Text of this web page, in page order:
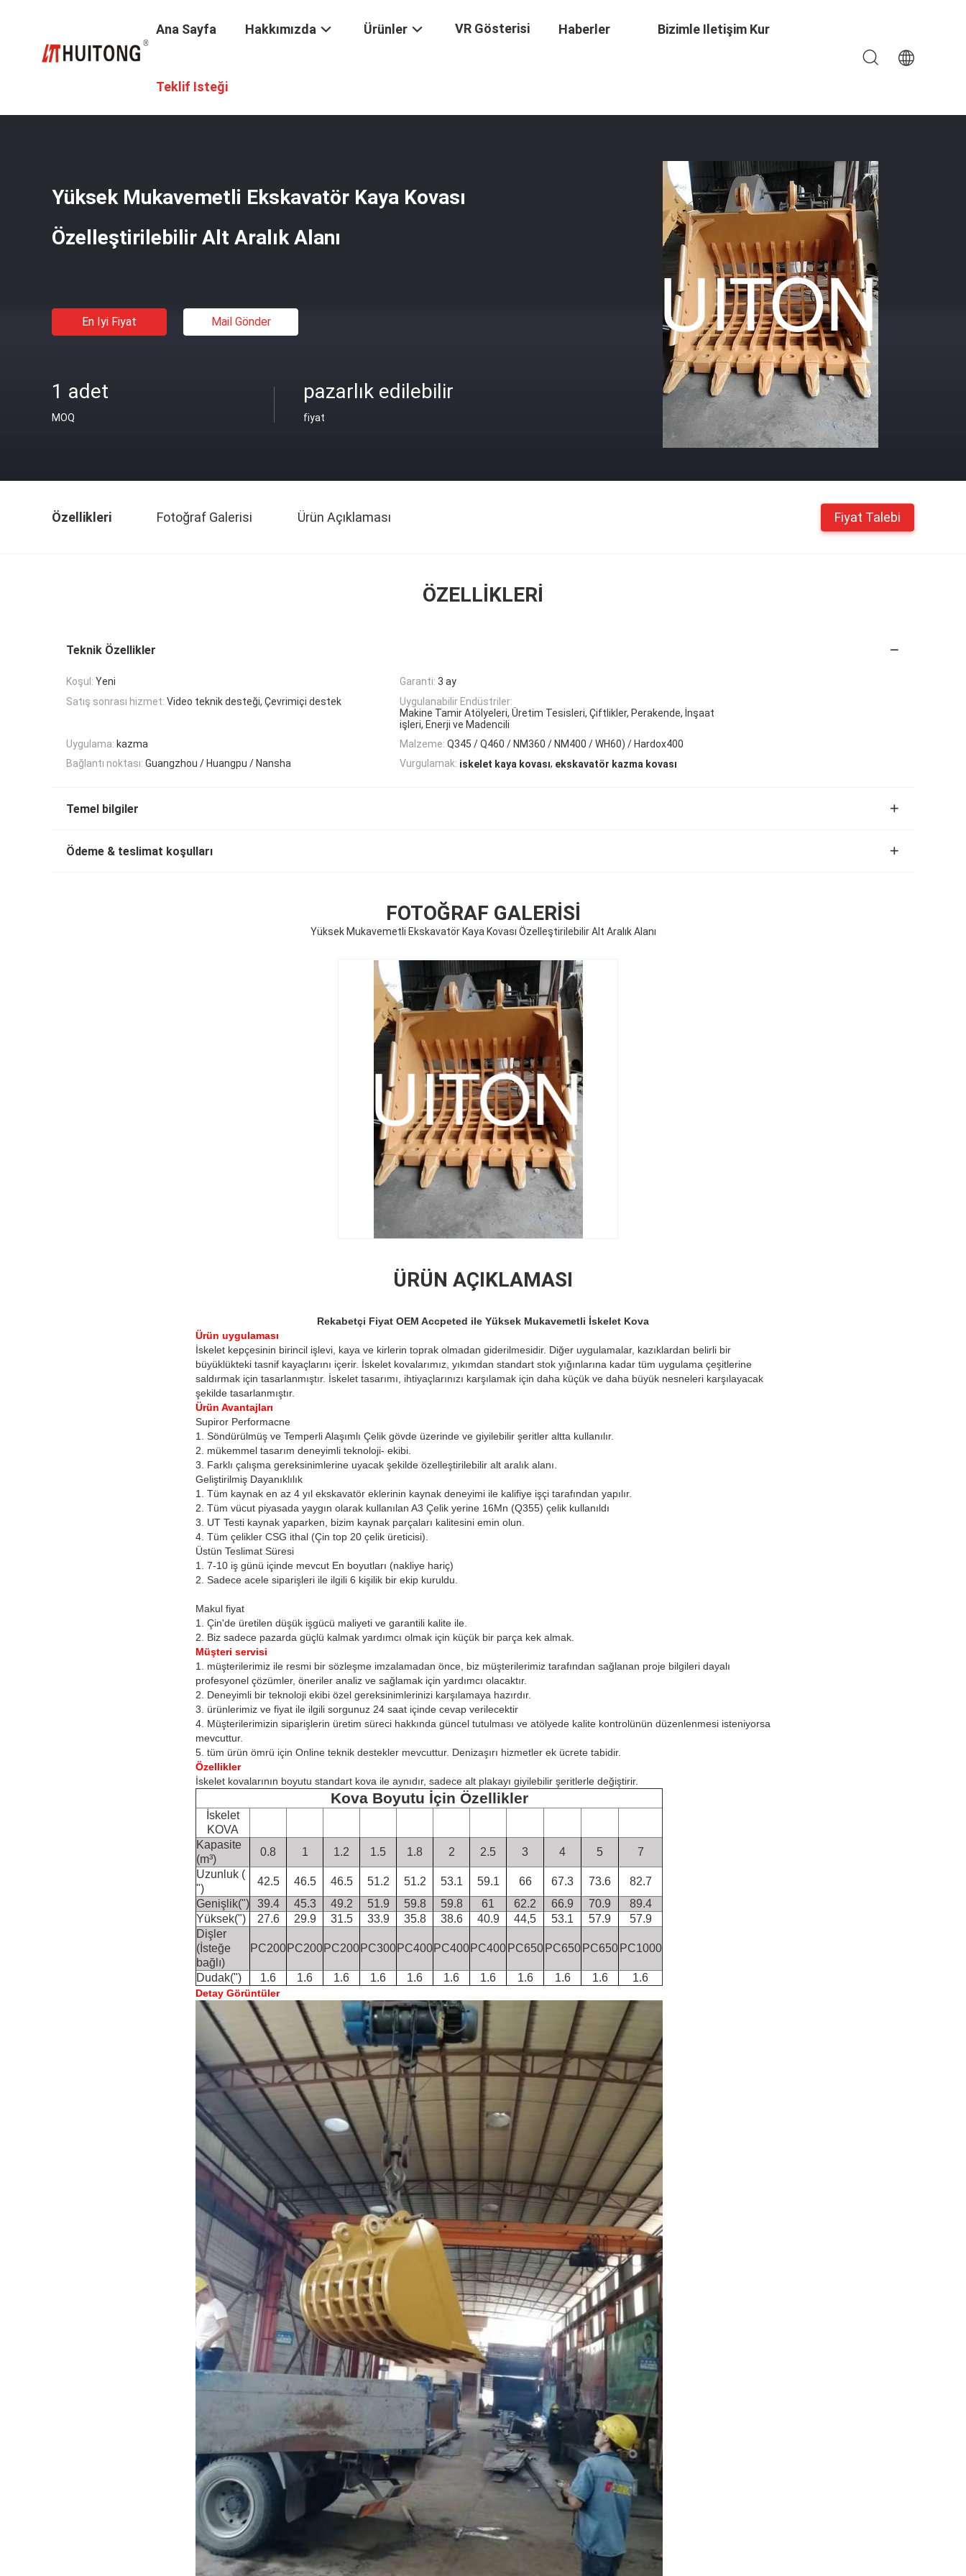
Ana Sayfa Hakkımızda Ürünler VR Gösterisi Haberler Bizimle Iletişim Kur
Teklif Isteği
Yüksek Mukavemetli Ekskavatör Kaya Kovası
Özelleştirilebilir Alt Aralık Alanı
En Iyi Fiyat Mail Gönder
1 adet
MOQ
pazarlık edilebilir
fiyat
Özellikleri Fotoğraf Galerisi Ürün Açıklaması Fiyat Talebi
ÖZELLIKLERI
Teknik Özellikler
Koşul: Yeni Garanti: 3 ay
Satış sonrası hizmet: Video teknik desteği, Çevrimiçi destek
Uygulanabilir Endüstriler:
Makine Tamir Atölyeleri, Üretim Tesisleri, Çiftlikler, Perakende, İnşaat
işleri, Enerji ve Madencili
Uygulama: kazma Malzeme: Q345 / Q460 / NM360 / NM400 / WH60) / Hardox400
Bağlantı noktası: Guangzhou / Huangpu / Nansha Vurgulamak: iskelet kaya kovası, ekskavatör kazma kovası
Temel bilgiler
Ödeme & teslimat koşulları
FOTOĞRAF GALERISI
Yüksek Mukavemetli Ekskavatör Kaya Kovası Özelleştirilebilir Alt Aralık Alanı
ÜRÜN AÇIKLAMASI
Rekabetçi Fiyat OEM Accpeted ile Yüksek Mukavemetli İskelet Kova
Ürün uygulaması
İskelet kepçesinin birincil işlevi, kaya ve kirlerin toprak olmadan giderilmesidir. Diğer uygulamalar, kazıklardan belirli bir
büyüklükteki tasnif kayaçlarını içerir. İskelet kovalarımız, yıkımdan standart stok yığınlarına kadar tüm uygulama çeşitlerine
saldırmak için tasarlanmıştır. İskelet tasarımı, ihtiyaçlarınızı karşılamak için daha küçük ve daha büyük nesneleri karşılayacak
şekilde tasarlanmıştır.
Ürün Avantajları
Supiror Performacne
1. Söndürülmüş ve Temperli Alaşımlı Çelik gövde üzerinde ve giyilebilir şeritler altta kullanılır.
2. mükemmel tasarım deneyimli teknoloji- ekibi.
3. Farklı çalışma gereksinimlerine uyacak şekilde özelleştirilebilir alt aralık alanı.
Geliştirilmiş Dayanıklılık
1. Tüm kaynak en az 4 yıl ekskavatör eklerinin kaynak deneyimi ile kalifiye işçi tarafından yapılır.
2. Tüm vücut piyasada yaygın olarak kullanılan A3 Çelik yerine 16Mn (Q355) çelik kullanıldı
3. UT Testi kaynak yaparken, bizim kaynak parçaları kalitesini emin olun.
4. Tüm çelikler CSG ithal (Çin top 20 çelik üreticisi).
Üstün Teslimat Süresi
1. 7-10 iş günü içinde mevcut En boyutları (nakliye hariç)
2. Sadece acele siparişleri ile ilgili 6 kişilik bir ekip kuruldu.
Makul fiyat
1. Çin'de üretilen düşük işgücü maliyeti ve garantili kalite ile.
2. Biz sadece pazarda güçlü kalmak yardımcı olmak için küçük bir parça kek almak.
Müşteri servisi
1. müşterilerimiz ile resmi bir sözleşme imzalamadan önce, biz müşterilerimiz tarafından sağlanan proje bilgileri dayalı
profesyonel çözümler, öneriler analiz ve sağlamak için yardımcı olacaktır.
2. Deneyimli bir teknoloji ekibi özel gereksinimlerinizi karşılamaya hazırdır.
3. ürünlerimiz ve fiyat ile ilgili sorgunuz 24 saat içinde cevap verilecektir
4. Müşterilerimizin siparişlerin üretim süreci hakkında güncel tutulması ve atölyede kalite kontrolünün düzenlenmesi isteniyorsa
mevcuttur.
5. tüm ürün ömrü için Online teknik destekler mevcuttur. Denizaşırı hizmetler ek ücrete tabidir.
Özellikler
İskelet kovalarının boyutu standart kova ile aynıdır, sadece alt plakayı giyilebilir şeritlerle değiştirir.
Kova Boyutu İçin Özellikler
İskelet
KOVA
Kapasite
(m³)
0.8 1 1.2 1.5 1.8 2 2.5 3 4 5
7
Uzunluk (
")
42.5 46.5 46.5 51.2 51.2 53.1 59.1 66 67.3 73.6
82.7
Genişlik(")
39.4 45.3 49.2 51.9 59.8 59.8 61 62.2 66.9 70.9
89.4
Yüksek(")
27.6 29.9 31.5 33.9 35.8 38.6 40.9 44,5 53.1 57.9
57.9
Dişler
(İsteğe
bağlı)
PC200PC200PC200PC300PC400PC400PC400 PC650 PC650 PC650 PC1000
Dudak(") 1.6 1.6 1.6 1.6 1.6 1.6 1.6 1.6 1.6 1.6 1.6
Detay Görüntüler